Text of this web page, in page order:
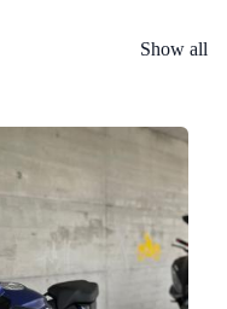
Show all